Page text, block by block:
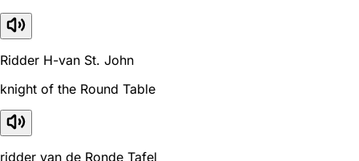
Ridder H-van St. John
knight of the Round Table
ridder van de Ronde Tafel